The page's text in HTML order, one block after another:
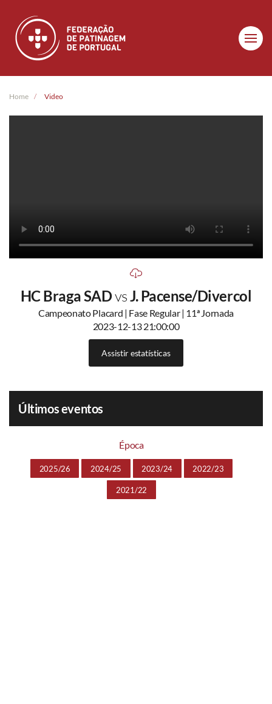
Skip to main content
Home Video
HC Braga SADvsJ. Pacense/Divercol
Campeonato Placard | Fase Regular | 11ª Jornada
2023-12-13 21:00:00
Assistir estatísticas
Últimos eventos
Época
2025/26 2024/25 2023/24 2022/23
2021/22